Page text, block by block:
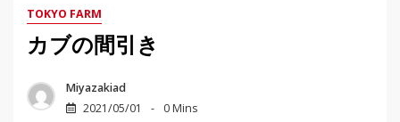
TOKYO FARM
カブの間引き
Miyazakiad
2021/05/01
0 Mins